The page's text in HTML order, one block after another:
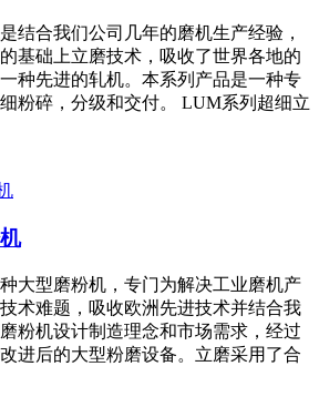
结合我们公司几年的磨机生产经验，
基础上立磨技术，吸收了世界各地的
种先进的轧机。本系列产品是一种专
粉碎，分级和交付。 LUM系列超细立
大型磨粉机，专门为解决工业磨机产
术难题，吸收欧洲先进技术并结合我
粉机设计制造理念和市场需求，经过
进后的大型粉磨设备。立磨采用了合